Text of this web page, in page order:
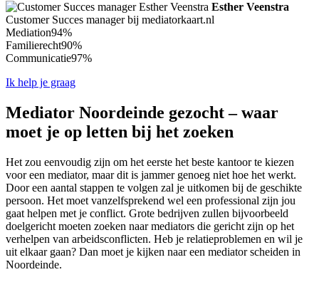
Esther Veenstra
Customer Succes manager bij mediatorkaart.nl
Mediation94%
Familierecht90%
Communicatie97%
Ik help je graag
Mediator Noordeinde gezocht – waar
moet je op letten bij het zoeken
Het zou eenvoudig zijn om het eerste het beste kantoor te kiezen
voor een mediator, maar dit is jammer genoeg niet hoe het werkt.
Door een aantal stappen te volgen zal je uitkomen bij de geschikte
persoon. Het moet vanzelfsprekend wel een professional zijn jou
gaat helpen met je conflict. Grote bedrijven zullen bijvoorbeeld
doelgericht moeten zoeken naar mediators die gericht zijn op het
verhelpen van arbeidsconflicten. Heb je relatieproblemen en wil je
uit elkaar gaan? Dan moet je kijken naar een mediator scheiden in
Noordeinde.